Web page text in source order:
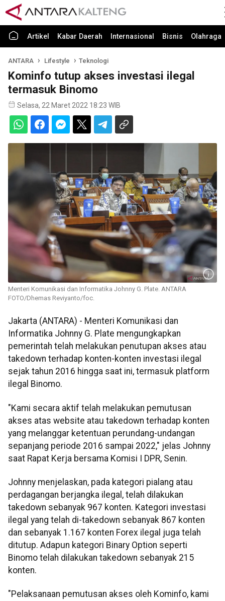
Artikel Kabar Daerah Internasional Bisnis Olahraga
ANTARA Lifestyle Teknologi
Kominfo tutup akses investasi ilegal
termasuk Binomo
Selasa, 22 Maret 2022 18:23 WIB
Menteri Komunikasi dan Informatika Johnny G. Plate. ANTARA
FOTO/Dhemas Reviyanto/foc.
Jakarta (ANTARA) - Menteri Komunikasi dan
Informatika Johnny G. Plate mengungkapkan
pemerintah telah melakukan penutupan akses atau
takedown terhadap konten-konten investasi ilegal
sejak tahun 2016 hingga saat ini, termasuk platform
ilegal Binomo.
"Kami secara aktif telah melakukan pemutusan
akses atas website atau takedown terhadap konten
yang melanggar ketentuan perundang-undangan
sepanjang periode 2016 sampai 2022," jelas Johnny
saat Rapat Kerja bersama Komisi I DPR, Senin.
Johnny menjelaskan, pada kategori pialang atau
perdagangan berjangka ilegal, telah dilakukan
takedown sebanyak 967 konten. Kategori investasi
ilegal yang telah di-takedown sebanyak 867 konten
dan sebanyak 1.167 konten Forex ilegal juga telah
ditutup. Adapun kategori Binary Option seperti
Binomo telah dilakukan takedown sebanyak 215
konten.
"Pelaksanaan pemutusan akses oleh Kominfo, kami